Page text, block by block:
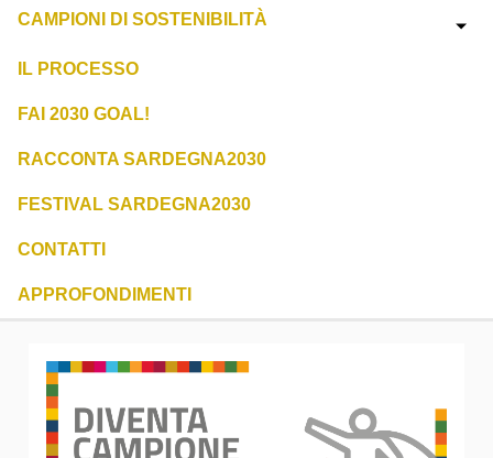
CAMPIONI DI SOSTENIBILITÀ
IL PROCESSO
FAI 2030 GOAL!
RACCONTA SARDEGNA2030
FESTIVAL SARDEGNA2030
CONTATTI
APPROFONDIMENTI